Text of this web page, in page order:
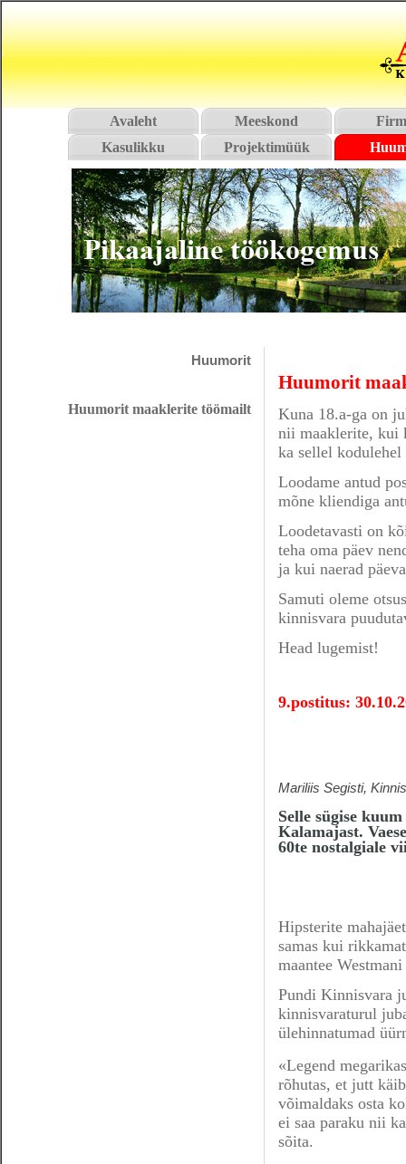
Avaleht Meeskond
Kasulikku
Projektimüük
Huumorit
Huumorit maaklerite töömailt
Huumorit
Kuna 18.a-ga on
nii maaklerite, kui
ka sellel
Loodame antud
mõne kliendiga
Loodetavasti on
teha oma päev
ja kui naerad
Samuti oleme
kinnisvara
Head lugemist!
9.postitus:
Mariliis Segisti,
Selle sügise
Kalamajast.
60te nostalgiale
Hipsterite
samas kui
maantee
Pundi Kinnisvara
kinnisvaraturul
ülehinnatumad
«Legend
rõhutas, et jutt
võimaldaks osta
ei saa paraku nii
sõita.